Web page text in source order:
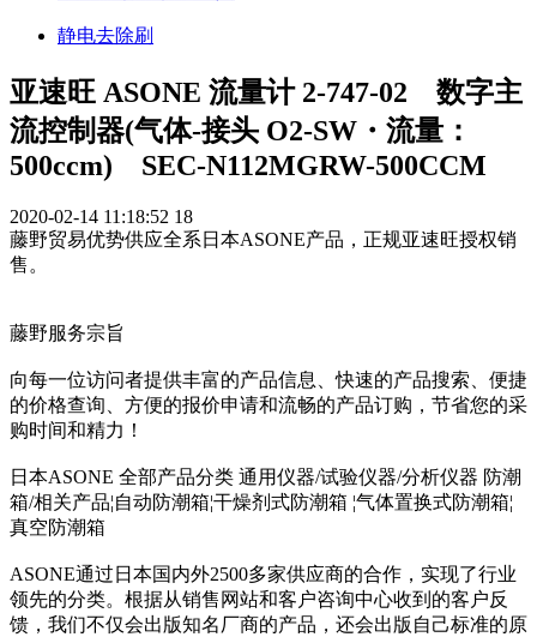
静电去除刷
亚速旺 ASONE 流量计 2-747-02 数字主
流控制器(气体-接头 O2-SW・流量：
500ccm) SEC-N112MGRW-500CCM
2020-02-14 11:18:52 18
藤野贸易优势供应全系日本ASONE产品，正规亚速旺授权销
售。
藤野服务宗旨
向每一位访问者提供丰富的产品信息、快速的产品搜索、便捷
的价格查询、方便的报价申请和流畅的产品订购，节省您的采
购时间和精力！
日本ASONE 全部产品分类 通用仪器/试验仪器/分析仪器 防潮
箱/相关产品¦自动防潮箱¦干燥剂式防潮箱 ¦气体置换式防潮箱¦
真空防潮箱
ASONE通过日本国内外2500多家供应商的合作，实现了行业
领先的分类。根据从销售网站和客户咨询中心收到的客户反
馈，我们不仅会出版知名厂商的产品，还会出版自己标准的原